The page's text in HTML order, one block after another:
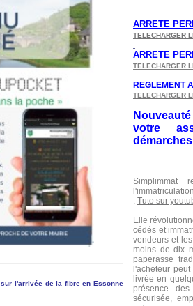
l'arrivée de la fibre en Essonne
ARRETE
TELECHARGER
ARRETE
TELECHARGER
REGLEMENT
TELECHARGER
votre
: Tuto sur
Elle
cédés et
vendeurs et
moins de dix
paperasse
l'acheteur
livrée en
présence
sécurisée,